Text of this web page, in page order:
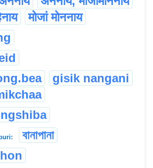
मोजां मोननाय
gisik nangani
বানাপানা